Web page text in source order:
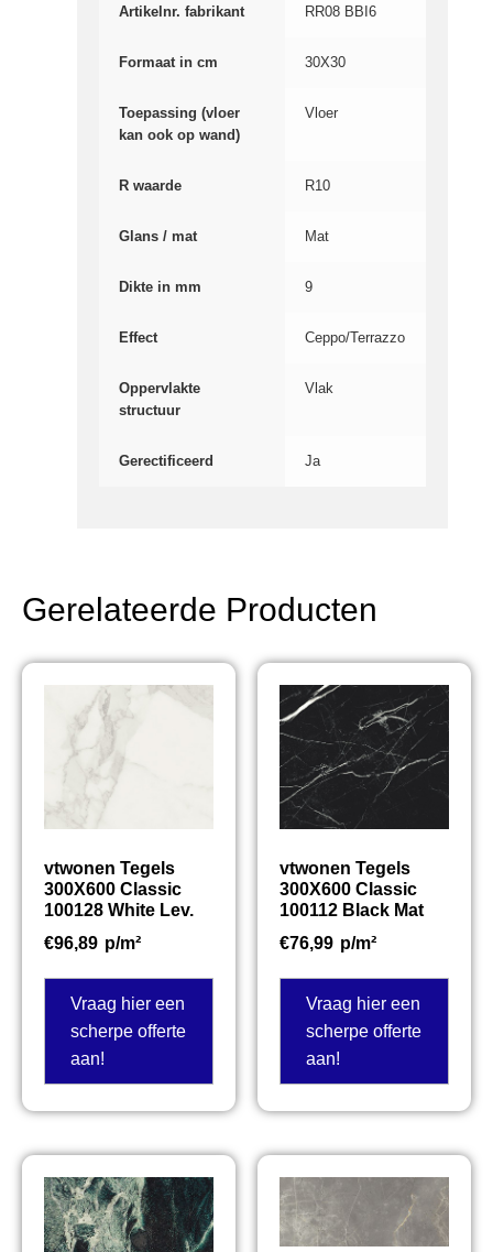
Artikelnr. fabrikant RR08 BBI6
Formaat in cm 30X30
Toepassing (vloer
kan ook op wand)
Vloer
R waarde R10
Glans / mat Mat
Dikte in mm 9
Effect Ceppo/Terrazzo
Oppervlakte
structuur
Vlak
Gerectificeerd Ja
Gerelateerde Producten
vtwonen Tegels
300X600 Classic
100128 White Lev.
€96,89 p/m²
Vraag hier een
scherpe offerte
aan!
vtwonen Tegels
300X600 Classic
100112 Black Mat
€76,99 p/m²
Vraag hier een
scherpe offerte
aan!